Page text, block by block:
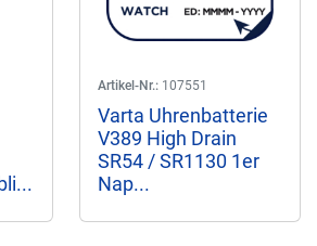
Artikel-Nr.: 107551
Varta Uhrenbatterie
V389 High Drain
SR54 / SR1130 1er
Nap...